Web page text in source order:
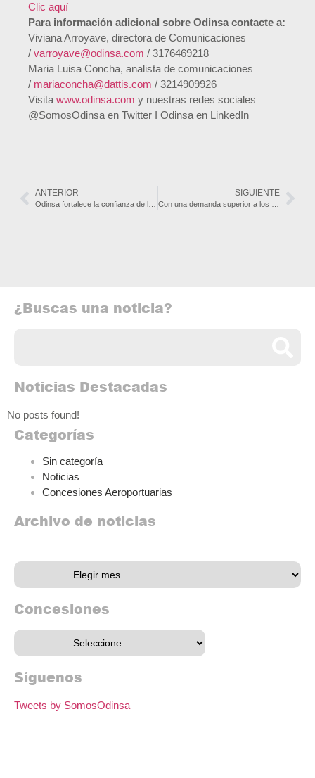
Clic aquí
Para información adicional sobre Odinsa contacte a:
Viviana Arroyave, directora de Comunicaciones
/ varroyave@odinsa.com / 3176469218
Maria Luisa Concha, analista de comunicaciones
/ mariaconcha@dattis.com / 3214909926
Visita www.odinsa.com y nuestras redes sociales
@SomosOdinsa en Twitter I Odinsa en LinkedIn
ANTERIOR SIGUIENTE
¿Buscas una noticia?
Noticias Destacadas
No posts found!
Categorías
Sin categoría
Noticias
Concesiones Aeroportuarias
Archivo de noticias
Concesiones
Síguenos
Tweets by SomosOdinsa